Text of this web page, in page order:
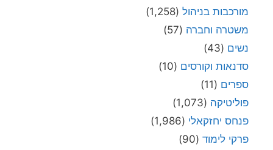
מורכבות בניהול (1,258)
משטרה וחברה (57)
נשים (43)
סדנאות וקורסים (10)
ספרים (11)
פוליטיקה (1,073)
פנחס יחזקאלי (1,986)
פרקי לימוד (90)